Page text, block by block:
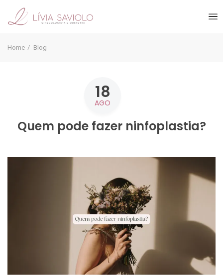
Home Blog
18
AGO
Quem pode fazer ninfoplastia?